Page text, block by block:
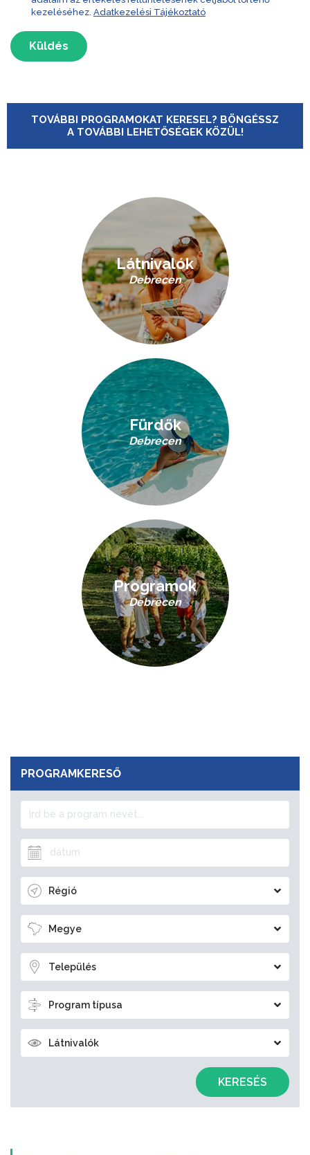
kezeléséhez. Adatkezelési Tájékoztató
Küldés
TOVÁBBI PROGRAMOKAT KERESEL? BÖNGÉSSZ
A TOVÁBBI LEHETŐSÉGEK KÖZÜL!
Látnivalók
Debrecen
Fürdők
Debrecen
Programok
Debrecen
PROGRAMKERESŐ
Régió
Megye
Település
Program típusa
Látnivalók
KERESÉS